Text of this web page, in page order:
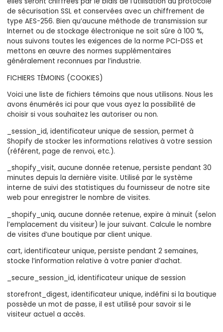
de sécurisation SSL et conservées avec un chiffrement de
type AES-256. Bien qu’aucune méthode de transmission sur
Internet ou de stockage électronique ne soit sûre à 100 %,
nous suivons toutes les exigences de la norme PCI-DSS et
mettons en œuvre des normes supplémentaires
généralement reconnues par l’industrie.
FICHIERS TÉMOINS (COOKIES)
Voici une liste de fichiers témoins que nous utilisons. Nous les
avons énumérés ici pour que vous ayez la possibilité de
choisir si vous souhaitez les autoriser ou non.
_session_id, identificateur unique de session, permet à
Shopify de stocker les informations relatives à votre session
(référent, page de renvoi, etc.).
_shopify_visit, aucune donnée retenue, persiste pendant 30
minutes depuis la dernière visite. Utilisé par le système
interne de suivi des statistiques du fournisseur de notre site
web pour enregistrer le nombre de visites.
_shopify_uniq, aucune donnée retenue, expire à minuit (selon
l’emplacement du visiteur) le jour suivant. Calcule le nombre
de visites d’une boutique par client unique.
cart, identificateur unique, persiste pendant 2 semaines,
stocke l’information relative à votre panier d’achat.
_secure_session_id, identificateur unique de session
storefront_digest, identificateur unique, indéfini si la boutique
possède un mot de passe, il est utilisé pour savoir si le
visiteur actuel a accès.